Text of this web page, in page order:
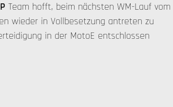
Team hofft, beim nächsten WM-Lauf vom
wieder in Vollbesetzung antreten zu
in der MotoE entschlossen